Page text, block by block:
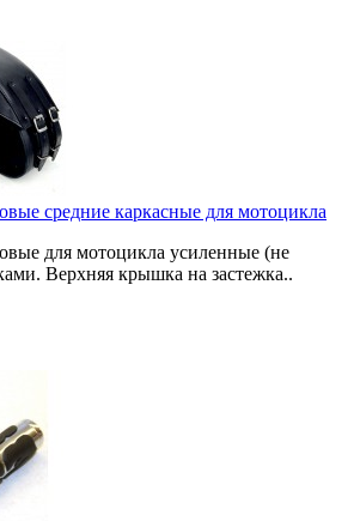
средние каркасные для мотоцикла
для мотоцикла усиленные (не
Верхняя крышка на застежка..